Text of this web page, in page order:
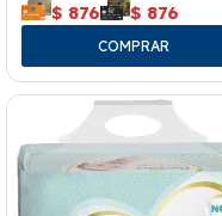
$ 876 $ 876